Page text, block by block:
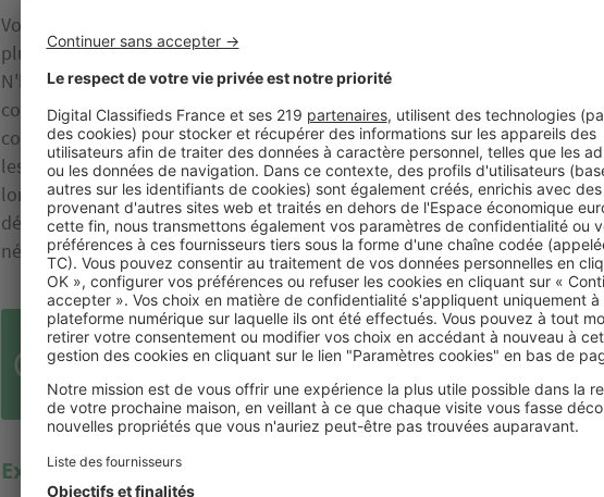
Vous souhaitez réaliser une extension de maison ? Pour cela, il vous
plusieurs règles essentielles. Commencez par
N'hésitez pas à faire appel aux compétences d’un architecte. Celui-ci
conseiller un agrandissement en maçonnerie traditionnelle (c’est-à-dire
construction en béton) ou une extension en ossature bois. Informez-vous
les règles d’urbanisme en application dans votre commune. La plupart
lorsque la surface au plancher de l’extension fait moins de 20 m², une
déclaration préalable de travaux en mairie suffit. Au-delà de 20 m², il
nécessaire d’obtenir un permis de construire.
En moyenne, le coût des travaux d’une toiture-terrasse
revêtement compris) oscille entre 13 € du m² et 400 € du m².
Extension de maison à toit plat : comment réduire vos